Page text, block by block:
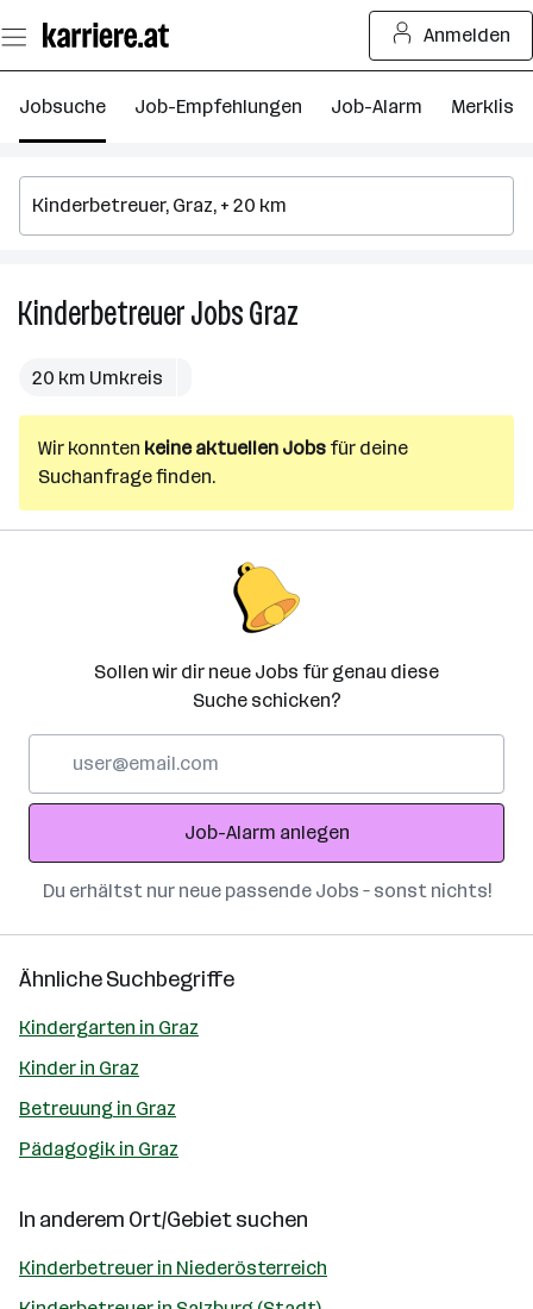
Seiteninhalt
springen
Anmelden
Jobsuche Job-Empfehlungen Job-Alarm Merkliste
KinderbetreuerJobsGraz
20 km Umkreis
Wir konnten keine aktuellen Jobs für deine
Suchanfrage finden.
Sollen wir dir neue Jobs für genau diese
Suche schicken?
Adresse
Job-Alarm anlegen
Du erhältst nur neue passende Jobs – sonst nichts!
Ähnliche Suchbegriffe
Kindergarten in Graz
Kinder in Graz
Betreuung in Graz
Pädagogik in Graz
In anderem Ort/Gebiet suchen
Kinderbetreuer in Niederösterreich